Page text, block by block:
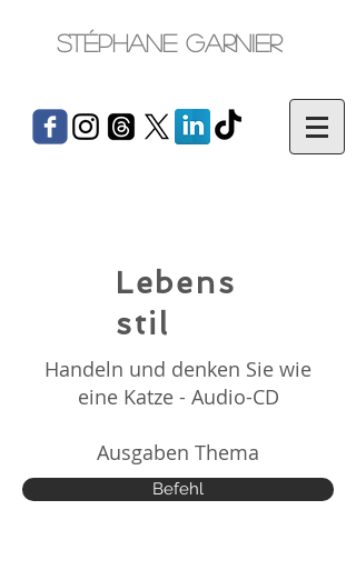
Stéphane Garnier
Lebens
stil
Handeln und denken Sie wie
eine Katze - Audio-CD
Ausgaben Thema
Befehl